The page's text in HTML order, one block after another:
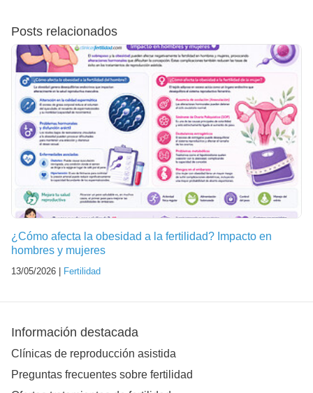
Posts relacionados
¿Cómo afecta la obesidad a la fertilidad? Impacto en
hombres y mujeres
13/05/2026 | Fertilidad
Información destacada
Clínicas de reproducción asistida
Preguntas frecuentes sobre fertilidad